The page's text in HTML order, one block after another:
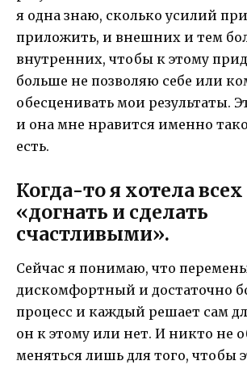
я одна знаю, сколько усилий
приложить, и внешних и тем
внутренних, чтобы к этому
больше не позволяю себе или
обесценивать мои результаты.
и она мне нравится именно
есть.
Когда-то я хотела всех
«догнать и сделать
счастливыми».
Сейчас я понимаю, что
дискомфортный и достаточно
процесс и каждый решает сам
он к этому или нет. И никто не
меняться лишь для того, чтобы